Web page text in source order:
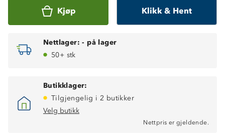
Kjøp Klikk & Hent
Nettlager: - på lager
50+ stk
Butikklager:
Tilgjengelig i 2 butikker
Velg butikk
Nettpris er gjeldende.